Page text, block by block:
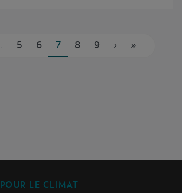
5 6 7 8 9 › »
LE CLIMAT